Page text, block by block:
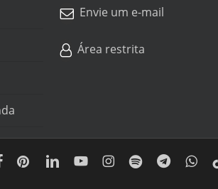
Envie um e-mail
Área restrita
pinterestlinkedinyoutubeinstagram
spotify telegram